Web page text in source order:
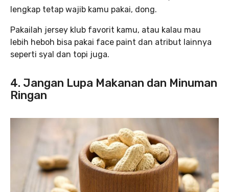
lengkap tetap wajib kamu pakai, dong.
Pakailah jersey klub favorit kamu, atau kalau mau
lebih heboh bisa pakai face paint dan atribut lainnya
seperti syal dan topi juga.
4. Jangan Lupa Makanan dan Minuman
Ringan